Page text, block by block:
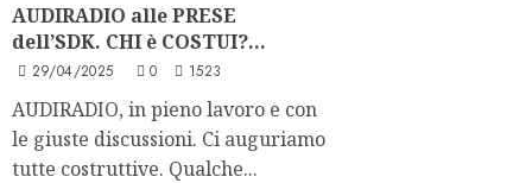
AUDIRADIO alle PRESE
dell’SDK. CHI è COSTUI?…
29/04/2025 0 1523
AUDIRADIO, in pieno lavoro e con
le giuste discussioni. Ci auguriamo
tutte costruttive. Qualche...